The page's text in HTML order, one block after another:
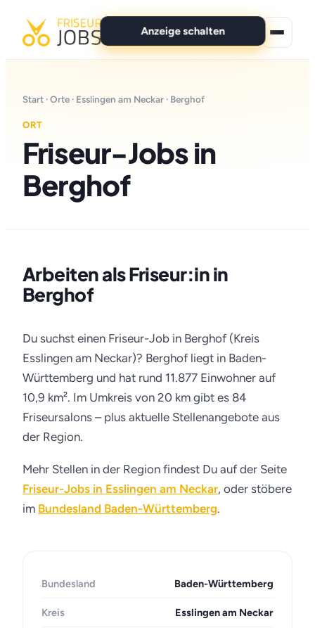
Anzeige schalten
Für Bewerber
Marken
Start ·Orte · Esslingen am Neckar · Berghof
ORT
Friseur-Jobs in
Berghof
Arbeiten als Friseur:in in
Berghof
Du suchst einen Friseur-Job in Berghof (Kreis
Esslingen am Neckar)? Berghof liegt in Baden-
Württemberg und hat rund 11.877 Einwohner auf
10,9 km². Im Umkreis von 20 km gibt es 84
Friseursalons – plus aktuelle Stellenangebote aus
der Region.
Mehr Stellen in der Region findest Du auf der Seite
Friseur-Jobs in Esslingen am Neckar, oder stöbere
im Bundesland Baden-Württemberg.
Bundesland Baden-Württemberg
Kreis Esslingen am Neckar